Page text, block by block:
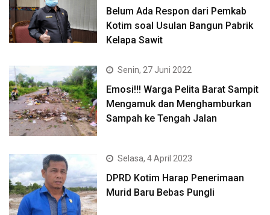
Belum Ada Respon dari Pemkab
Kotim soal Usulan Bangun Pabrik
Kelapa Sawit
Senin, 27 Juni 2022
Emosi!!! Warga Pelita Barat Sampit
Mengamuk dan Menghamburkan
Sampah ke Tengah Jalan
Selasa, 4 April 2023
DPRD Kotim Harap Penerimaan
Murid Baru Bebas Pungli